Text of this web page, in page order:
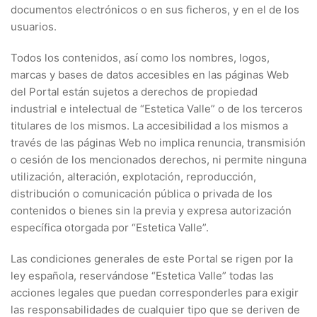
documentos electrónicos o en sus ficheros, y en el de los
usuarios.
Todos los contenidos, así como los nombres, logos,
marcas y bases de datos accesibles en las páginas Web
del Portal están sujetos a derechos de propiedad
industrial e intelectual de “Estetica Valle” o de los terceros
titulares de los mismos. La accesibilidad a los mismos a
través de las páginas Web no implica renuncia, transmisión
o cesión de los mencionados derechos, ni permite ninguna
utilización, alteración, explotación, reproducción,
distribución o comunicación pública o privada de los
contenidos o bienes sin la previa y expresa autorización
específica otorgada por “Estetica Valle”.
Las condiciones generales de este Portal se rigen por la
ley española, reservándose “Estetica Valle” todas las
acciones legales que puedan corresponderles para exigir
las responsabilidades de cualquier tipo que se deriven de